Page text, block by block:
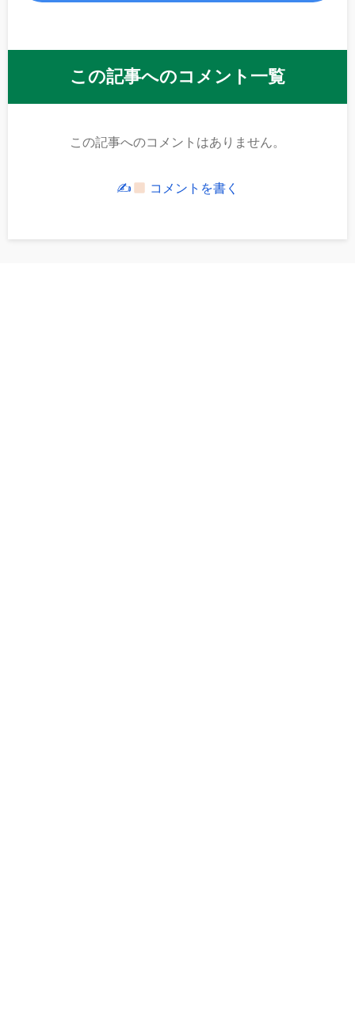
この記事へのコメント一覧
この記事へのコメントはありません。
✍ コメントを書く